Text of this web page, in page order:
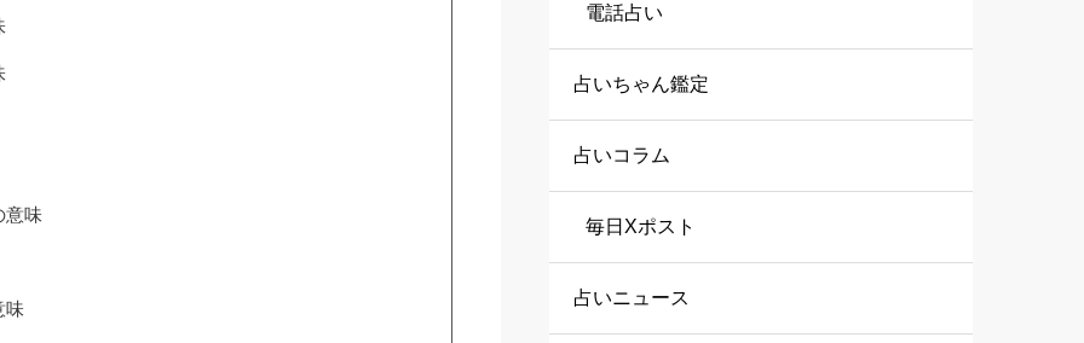
意味
味
電話占い
占いちゃん鑑定
占いコラム
毎日Xポスト
占いニュース